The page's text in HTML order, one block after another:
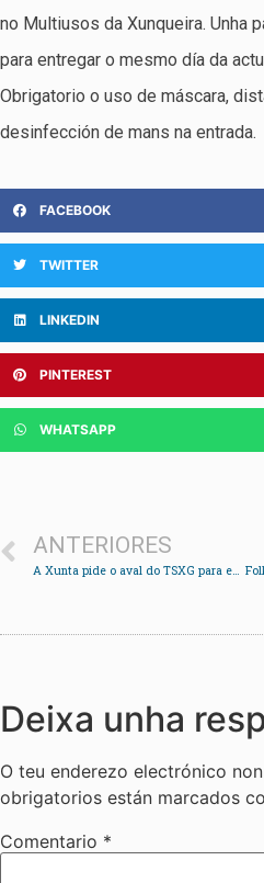
no Multiusos da Xunqueira. Unha
para entregar o mesmo día da
Obrigatorio o uso de máscara,
desinfección de mans na entrada.
FACEBOOK
TWITTER
LINKEDIN
PINTEREST
WHATSAPP
ANTERIORES
Deixa unha
O teu enderezo electrónico
obrigatorios están marcados
Comentario *